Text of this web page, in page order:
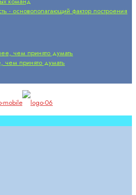
- основополагающий фактор построения
чем принято думать